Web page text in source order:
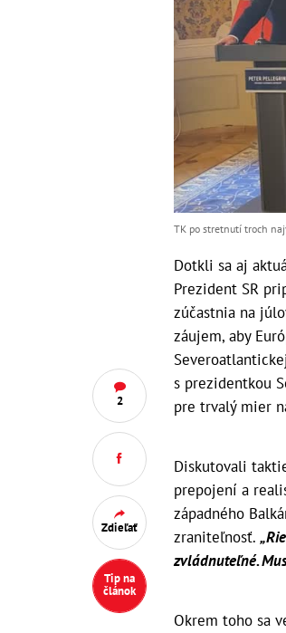
2
Zdieľať
Tip na
článok
TK po stretnutí troch
Dotkli sa aj
Prezident SR
zúčastnia na
záujem, aby
s prezidentkou
pre trvalý mier
Diskutovali
prepojení a
západného
zraniteľnosť.
zvládnuteľné.
Okrem toho sa